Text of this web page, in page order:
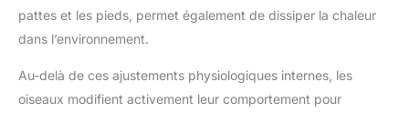
pattes et les pieds, permet également de dissiper la chaleur
dans l’environnement.
Au-delà de ces ajustements physiologiques internes, les
oiseaux modifient activement leur comportement pour